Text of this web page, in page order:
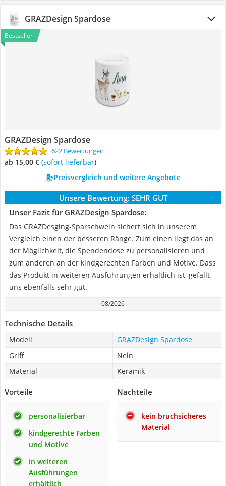
GRAZDesign Spardose
Bestseller
GRAZDesign Spardose
622 Bewertungen
ab 15,00 € ( Sofort lieferbar)
Preisvergleich und weitere Angebote
Unsere Bewertung: SEHR GUT
Unser Fazit für GRAZDesign Spardose:
Das GRAZDesging-Sparschwein sichert sich in unserem
Vergleich einen der besseren Ränge. Zum einen liegt das an
der Möglichkeit, die Spendendose zu personalisieren und
zum anderen an der kindgerechten Farben und Motive. Dass
das Produkt in weiteren Ausführungen erhältlich ist, gefällt
uns ebenfalls sehr gut.
08/2026
Technische Details
Modell
GRAZDesign Spardose
Griff
Nein
Material
Keramik
Vorteile
personalisierbar
kindgerechte Farben
und Motive
in weiteren
Ausführungen
erhältlich
Nachteile
kein bruchsicheres
Material